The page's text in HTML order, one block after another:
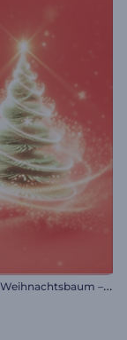
F
unkelnder Weihnachtsbaum – Einleitung